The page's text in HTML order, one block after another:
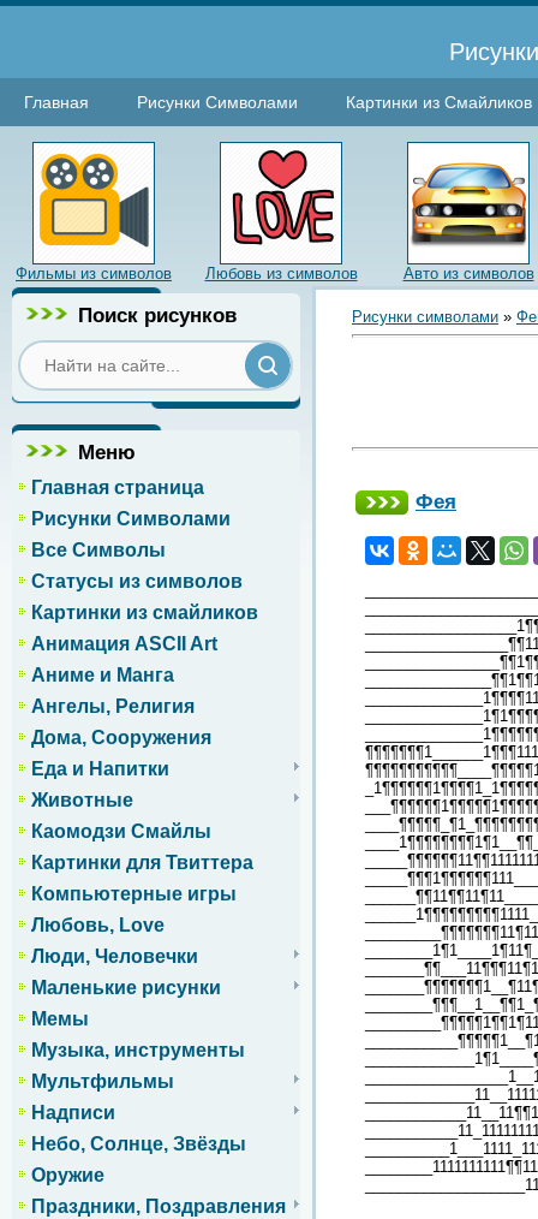
Главная Рисунки Символами Картинки из Смайликов
Фильмы из символов Любовь из символов Авто из символов
Поиск рисунков
Меню
Главная страница
Рисунки Символами
Все Символы
Статусы из символов
Картинки из смайликов
Анимация ASCII Art
Аниме и Манга
Ангелы, Религия
Дома, Сооружения
Еда и Напитки
Животные
Каомодзи Смайлы
Картинки для Твиттера
Компьютерные игры
Любовь, Love
Люди, Человечки
Маленькие рисунки
Мемы
Музыка, инструменты
Мультфильмы
Надписи
Небо, Солнце, Звёзды
Оружие
Праздники, Поздравления
Рисунки символами »
Фея